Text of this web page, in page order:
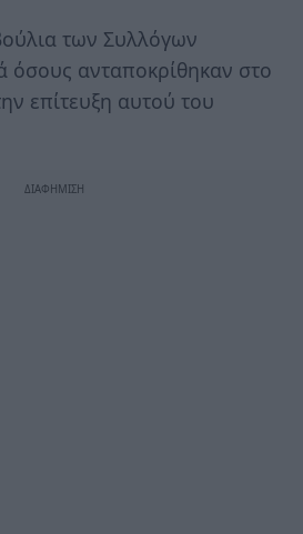
των Συλλόγων
όσους ανταποκρίθηκαν στο
επίτευξη αυτού του